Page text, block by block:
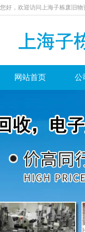
您好，欢迎访问上海子栋废旧
网站首页 公